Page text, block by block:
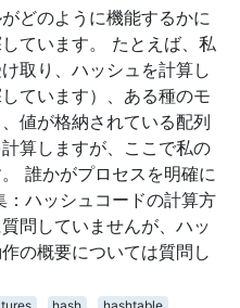
どのように機能するかに
ています。 たとえば、私
取り、ハッシュを計算し
しています）、ある種のモ
値が格納されている配列
算しますが、ここで私の
誰かがプロセスを明確に
：ハッシュコードの計算方
問していませんが、ハッ
の概要については質問し